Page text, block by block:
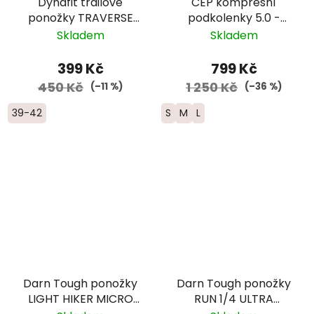
ponožky TRAVERSE
CREW - šedá/růžová
Skladem
399 Kč
450 Kč (–11 %)
39-42
podkolenky 5.0 -
dámské - modrá
Skladem
799 Kč
1 250 Kč (–36 %)
S M L
Darn Tough ponožky
LIGHT HIKER MICRO
Darn Tough ponožky
RUN 1/4 ULTRA